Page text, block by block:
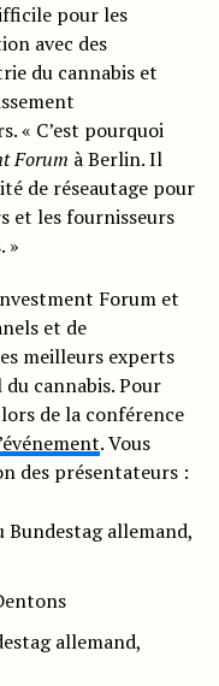
pour les
avec des
du cannabis et
« C’est pourquoi
Forum à Berlin. Il
de réseautage pour
et les fournisseurs
»
Forum et
et de
meilleurs experts
du cannabis. Pour
de la conférence
. Vous
des présentateurs :
allemand,
allemand,